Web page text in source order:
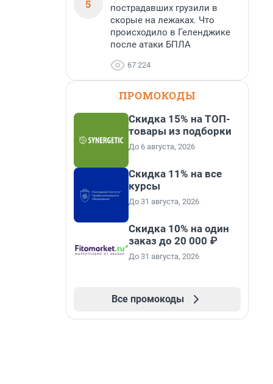
5
пострадавших грузили в
скорые на лежаках. Что
происходило в Геленджике
после атаки БПЛА
67 224
ПРОМОКОДЫ
Скидка 15% на ТОП-
товары из подборки
До 6 августа, 2026
Скидка 11% на все
курсы
До 31 августа, 2026
Скидка 10% на один
заказ до 20 000 ₽
До 31 августа, 2026
Все промокоды